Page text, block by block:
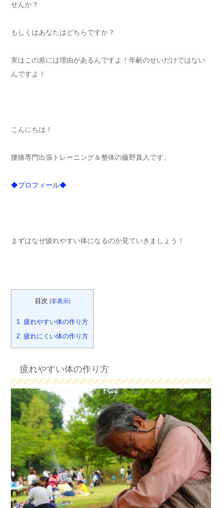
せんか？
もしくはあなたはどちらですか？
実はこの差には理由があるんですよ！年齢のせいだけではない
んですよ！
こんにちは！
腰痛専門出張トレーニング＆整体の藤野真人です。
◆プロフィール◆
まずはなぜ疲れやすい体になるのか見ていきましょう！
目次 [非表示]
1.
疲れやすい体の作り方
2. 疲れにくい体の作り方
疲れやすい体の作り方